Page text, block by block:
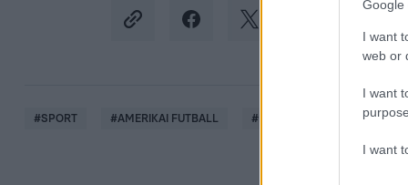
Google
I want
web or
I want
I want
#SPORT #AMERIKAI FUTBALL # EGYESÜLT ÁLLAMOK #